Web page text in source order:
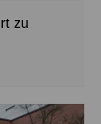
zu